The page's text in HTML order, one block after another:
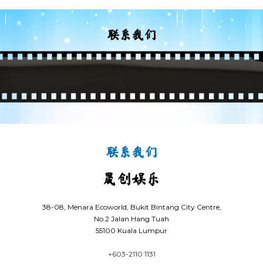
联系我们
联系我们
晟创娱乐
38-08, Menara Ecoworld, Bukit Bintang City Centre,
No.2 Jalan Hang Tuah
55100 Kuala Lumpur
+603-2110 1131